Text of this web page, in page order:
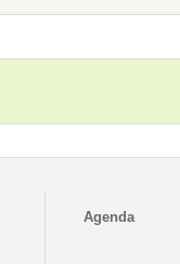
Agenda